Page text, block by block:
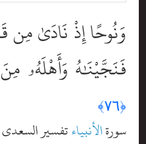
وَنُوحًا إِذْ نَادَىٰ مِن
فَنَجَّيْنَٰهُ وَأَهْلَهُۥ
﴿٧٦﴾
سورةالأنبياءتفسير السعدي